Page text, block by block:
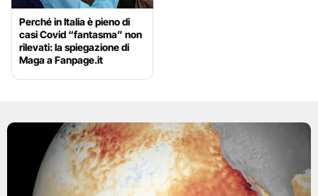
Perché in Italia è pieno di
casi Covid “fantasma” non
rilevati: la spiegazione di
Maga a Fanpage.it